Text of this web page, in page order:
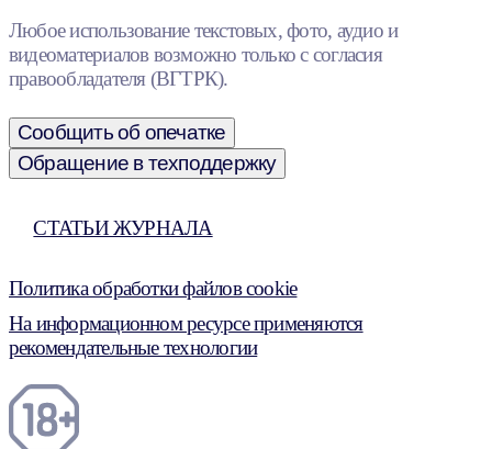
Любое использование текстовых, фото, аудио и
видеоматериалов возможно только с согласия
правообладателя (ВГТРК).
Сообщить об опечатке
Обращение в техподдержку
СТАТЬИ ЖУРНАЛА
Политика обработки файлов cookie
На информационном ресурсе применяются
рекомендательные технологии